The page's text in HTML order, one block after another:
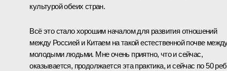
культурой обеих стран.
Всё это стало хорошим началом для развития отношений
между Россией и Китаем на такой естественной почве
молодыми людьми. Мне очень приятно, что и сейчас,
оказывается, продолжается эта практика, и сейчас по 50